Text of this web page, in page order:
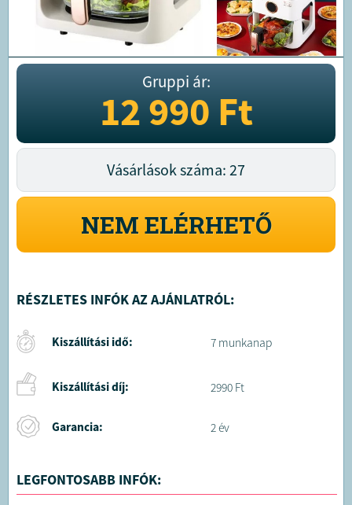
Gruppi ár:
12 990Ft
Vásárlások száma: 27
NEM ELÉRHETŐ
RÉSZLETES INFÓK AZ AJÁNLATRÓL:
Kiszállítási idő: 7 munkanap
Kiszállítási díj: 2990 Ft
Garancia: 2 év
LEGFONTOSABB INFÓK: